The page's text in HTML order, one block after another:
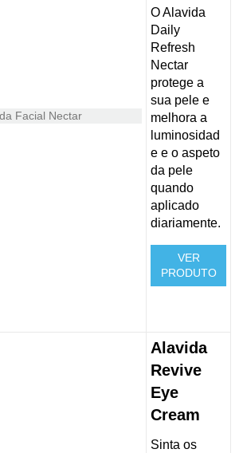
O Alavida
Daily
Refresh
Nectar
protege a
sua pele e
melhora a
luminosidad
e e o aspeto
da pele
quando
aplicado
diariamente.
VER
PRODUTO
Alavida
Revive
Eye
Cream
Sinta os